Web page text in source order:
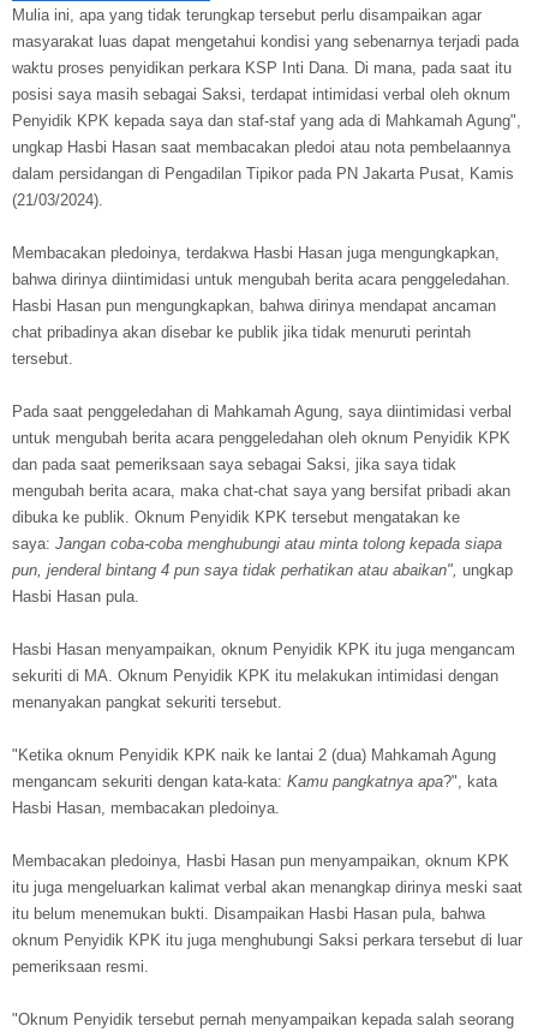
Mulia ini, apa yang tidak terungkap tersebut perlu disampaikan agar
masyarakat luas dapat mengetahui kondisi yang sebenarnya terjadi pada
waktu proses penyidikan perkara KSP Inti Dana. Di mana, pada saat itu
posisi saya masih sebagai Saksi, terdapat intimidasi verbal oleh oknum
Penyidik KPK kepada saya dan staf-staf yang ada di Mahkamah Agung",
ungkap Hasbi Hasan saat membacakan pledoi atau nota pembelaannya
dalam persidangan di Pengadilan Tipikor pada PN Jakarta Pusat, Kamis
(21/03/2024).
Membacakan pledoinya, terdakwa Hasbi Hasan juga mengungkapkan,
bahwa dirinya diintimidasi untuk mengubah berita acara penggeledahan.
Hasbi Hasan pun mengungkapkan, bahwa dirinya mendapat ancaman
chat pribadinya akan disebar ke publik jika tidak menuruti perintah
tersebut.
Pada saat penggeledahan di Mahkamah Agung, saya diintimidasi verbal
untuk mengubah berita acara penggeledahan oleh oknum Penyidik KPK
dan pada saat pemeriksaan saya sebagai Saksi, jika saya tidak
mengubah berita acara, maka chat-chat saya yang bersifat pribadi akan
dibuka ke publik. Oknum Penyidik KPK tersebut mengatakan ke
saya: Jangan coba-coba menghubungi atau minta tolong kepada siapa
pun, jenderal bintang 4 pun saya tidak perhatikan atau abaikan", ungkap
Hasbi Hasan pula.
Hasbi Hasan menyampaikan, oknum Penyidik KPK itu juga mengancam
sekuriti di MA. Oknum Penyidik KPK itu melakukan intimidasi dengan
menanyakan pangkat sekuriti tersebut.
"Ketika oknum Penyidik KPK naik ke lantai 2 (dua) Mahkamah Agung
mengancam sekuriti dengan kata-kata: Kamu pangkatnya apa?", kata
Hasbi Hasan, membacakan pledoinya.
Membacakan pledoinya, Hasbi Hasan pun menyampaikan, oknum KPK
itu juga mengeluarkan kalimat verbal akan menangkap dirinya meski saat
itu belum menemukan bukti. Disampaikan Hasbi Hasan pula, bahwa
oknum Penyidik KPK itu juga menghubungi Saksi perkara tersebut di luar
pemeriksaan resmi.
"Oknum Penyidik tersebut pernah menyampaikan kepada salah seorang